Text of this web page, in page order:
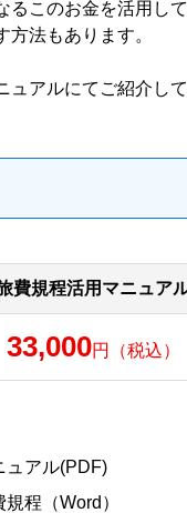
るこのお金を活用し
方法もあります。
ュアルにてご紹介して
旅費規程活用マニュアル
33,000円（税込）
ュアル(PDF)
程（Word）